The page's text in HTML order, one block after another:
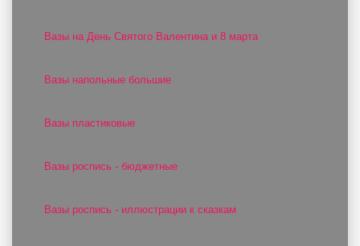
Вазы на День Святого Валентина и 8 марта
Вазы напольные большие
Вазы пластиковые
Вазы роспись - бюджетные
Вазы роспись - иллюстрации к сказкам